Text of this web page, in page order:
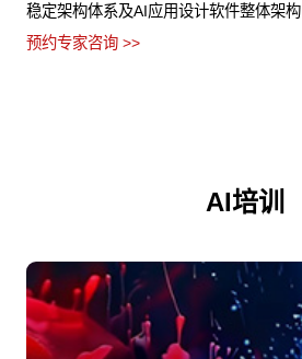
稳定架构体系及AI应用设计软件整体架构
预约专家咨询 >>
AI培训